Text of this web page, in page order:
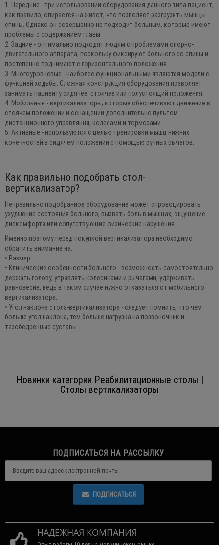
1. Передние - при использовании оборудования данного типа пациент,
как правило, опирается на живот, что позволяет разгрузить мышцы
спины. Однако он совершенно не подходит больным, которые имеют
проблемы с содержанием главы.
2. Задние - оптимально подходят людям с проблемами опорно-
двигательного аппарата, поскольку фиксируют больного со спины и
постепенно поднимают с горизонтального положения.
3. Многоуровневые - наиболее функциональными являются модели с
функцией ходьбы. Сложная конструкция оборудования позволяет
занимать пациенту сидячее, стоячее или полустоящий положения.
4. Мобильные - вертикализаторы, которые обеспечивают движение в
стоячем положении и оснащении дополнительно пультом
дистанционного управляння, колесами и тормозами.
5. Активные - используются с целью тренировки мышц нижних
конечностей в сидячем положении с помощью ручных рычагов.
Как правильно подобрать стол-
вертикализатор?
Неправильно подобранное оборудование может спровоцировать
ухудшение состояния больного, вызвать боль в мышцах, ощущение
дискомфорта или сопутствующие физические нарушения.
Именно поэтому перед покупкой вертикализатора необходимо
обратить внимание на:
• Размер
• Клинические особенности больного - возможность самостоятельно
держать голову, управлять колесиками и рычагами, удерживать
равновесие, ведь в таком случае нужно отказаться от мобильного
вертикализатора.
• Угол наклона стола-вертикализатора - следует помнить, что чем
больше угол наклона, тем больше нагрузка на позвоночник и
тазобедренные суставы.
Новинки категории Реабилитационные столы |
Столы вертикализаторы
ПОДПИСАТЬСЯ НА РАССЫЛКУ
ПОДПИСАТЬСЯ
НАДЕЖНАЯ КОМПАНИЯ